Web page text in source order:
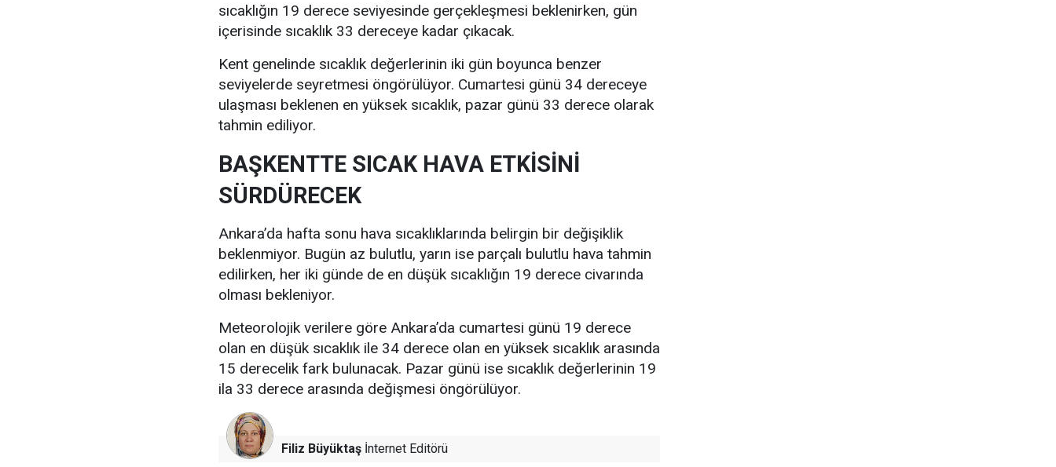
sıcaklığın 19 derece seviyesinde gerçekleşmesi beklenirken, gün
içerisinde sıcaklık 33 dereceye kadar çıkacak.
Kent genelinde sıcaklık değerlerinin iki gün boyunca benzer
seviyelerde seyretmesi öngörülüyor. Cumartesi günü 34 dereceye
ulaşması beklenen en yüksek sıcaklık, pazar günü 33 derece olarak
tahmin ediliyor.
BAŞKENTTE SICAK HAVA ETKİSİNİ
SÜRDÜRECEK
Ankara’da hafta sonu hava sıcaklıklarında belirgin bir değişiklik
beklenmiyor. Bugün az bulutlu, yarın ise parçalı bulutlu hava tahmin
edilirken, her iki günde de en düşük sıcaklığın 19 derece civarında
olması bekleniyor.
Meteorolojik verilere göre Ankara’da cumartesi günü 19 derece
olan en düşük sıcaklık ile 34 derece olan en yüksek sıcaklık arasında
15 derecelik fark bulunacak. Pazar günü ise sıcaklık değerlerinin 19
ila 33 derece arasında değişmesi öngörülüyor.
Filiz Büyüktaş İnternet Editörü